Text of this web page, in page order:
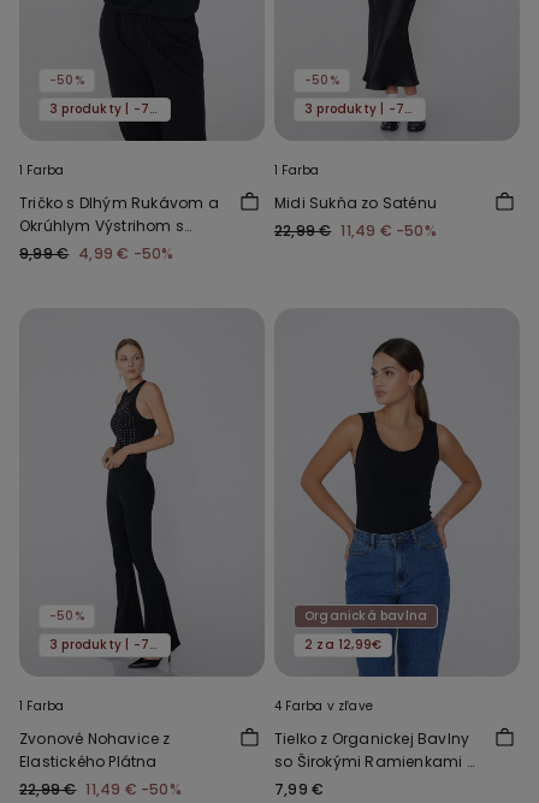
-50%
3 produkty | -70%
1 Farba
Tričko s Dlhým Rukávom a
Okrúhlym Výstrihom s
Manžetami
9,99 € 4,99 € -50%
-50%
3 produkty | -70%
1 Farba
Midi Sukňa zo Saténu
22,99 € 11,49 € -50%
-50%
3 produkty | -70%
1 Farba
Zvonové Nohavice z
Elastického Plátna
22,99 € 11,49 € -50%
Organická bavlna
2 za 12,99€
4 Farba v zľave
Tielko z Organickej Bavlny
so Širokými Ramienkami a
Oblúkovým Výstrihom
7,99 €